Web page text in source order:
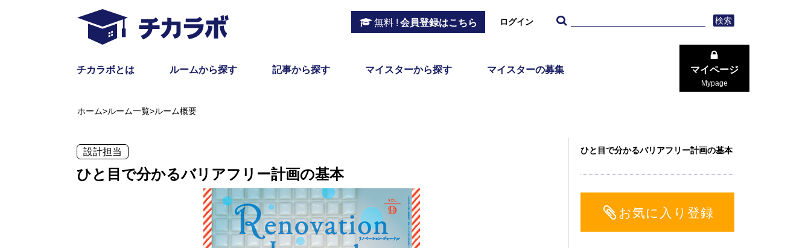
無料 ! 会員登録はこちら ログイン 検索
チカラボとは ルームから探す 記事から探す マイスターから探す マイスターの募集 マイページ
Mypage
ホーム>ルーム一覧>ルーム概要
設計担当
ひと目で分かるバリアフリー計画の基本
ひと目で分かるバリアフリー計画の基本
お気に入り登録